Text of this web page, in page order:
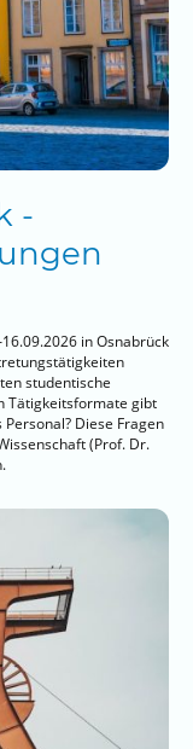
-
in Osnabrück
studentische
Tätigkeitsformate gibt
Diese Fragen
(Prof. Dr.